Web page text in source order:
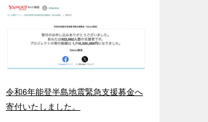
令和6年能登半島地震緊急支援募金へ
寄付いたしました。